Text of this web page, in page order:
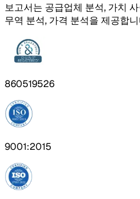
보고서는 공급업체 분석, 가치
무역 분석, 가격 분석을 제공합
860519526
9001:2015